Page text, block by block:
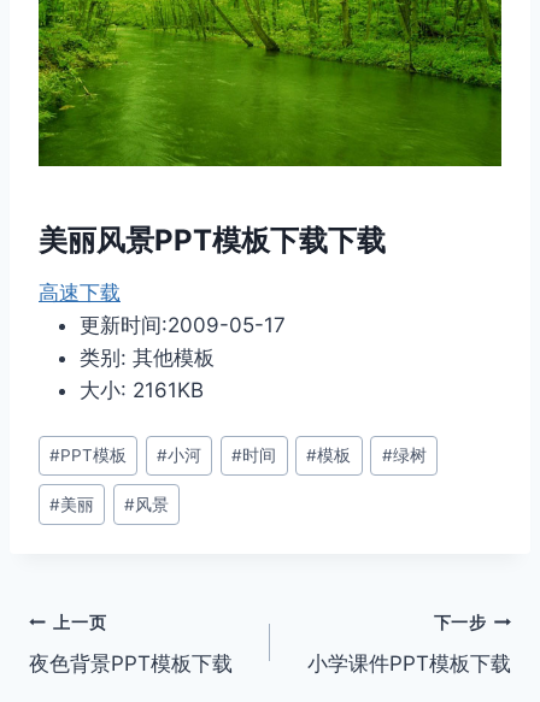
美丽风景PPT模板下载下载
高速下载
更新时间:2009-05-17
类别: 其他模板
大小: 2161KB
文
章
标
#PPT模板 #小河 #时间 #模板 #绿树
#美丽 #风景
文
章
上一页
夜色背景PPT模板下载
下一步
小学课件PPT模板下载